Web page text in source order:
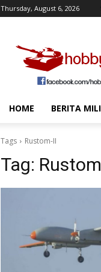
Thursday, August 6, 2026
HOME BERITA
Tags Rustom-II
Tag: